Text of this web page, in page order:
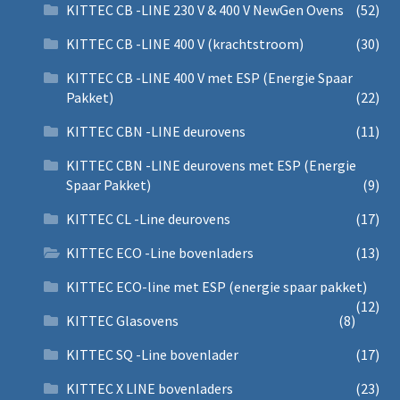
KITTEC CB -LINE 230 V & 400 V NewGen Ovens
(52)
KITTEC CB -LINE 400 V (krachtstroom)
(30)
KITTEC CB -LINE 400 V met ESP (Energie Spaar
Pakket)
(22)
KITTEC CBN -LINE deurovens
(11)
KITTEC CBN -LINE deurovens met ESP (Energie
Spaar Pakket)
(9)
KITTEC CL -Line deurovens
(17)
KITTEC ECO -Line bovenladers
(13)
KITTEC ECO-line met ESP (energie spaar pakket)
(12)
KITTEC Glasovens
(8)
KITTEC SQ -Line bovenlader
(17)
KITTEC X LINE bovenladers
(23)